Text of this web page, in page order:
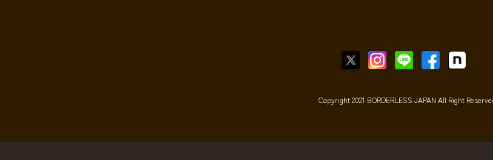
Copyright 2021 BORDERLESS JAPAN All Right